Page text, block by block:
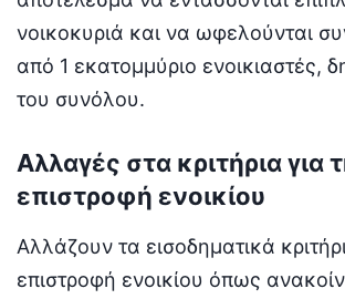
νοικοκυριά και να ωφελούνται
από 1 εκατομμύριο ενοικιαστές,
του συνόλου.
Αλλαγές στα κριτήρια για
επιστροφή ενοικίου
Αλλάζουν τα εισοδηματικά
επιστροφή ενοικίου όπως